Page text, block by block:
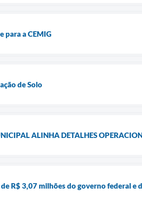
para a CEMIG
de Solo
ALINHA DETALHES
R$ 3,07 milhões do governo federal